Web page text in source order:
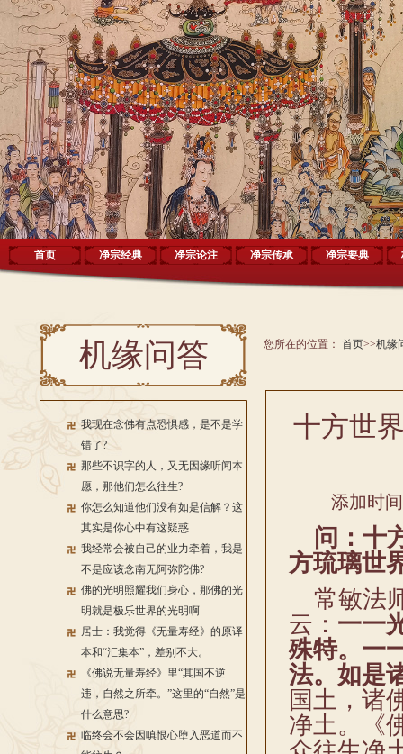
首页 净宗经典 净宗论注 净宗传承 净宗要典
机缘问答
我现在念佛有点恐惧感，是不是学
错了?
那些不识字的人，又无因缘听闻本
愿，那他们怎么往生?
你怎么知道他们没有如是信解？这
其实是你心中有这疑惑
我经常会被自己的业力牵着，我是
不是应该念南无阿弥陀佛?
佛的光明照耀我们身心，那佛的光
明就是极乐世界的光明啊
居士：我觉得《无量寿经》的原译
本和“汇集本”，差别不大。
《佛说无量寿经》里“其国不逆
违，自然之所牵。”这里的“自然”是
什么意思?
临终会不会因嗔恨心堕入恶道而不
您所在的位置： 首页>>机缘
十方世
添加时
问：十
方琉璃世
常敏法
云： 一一
殊特。一
法。如是
国土，诸
净土。《